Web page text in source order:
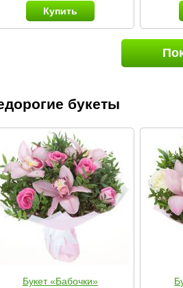
Купить
букеты
Букет «Бабочки»